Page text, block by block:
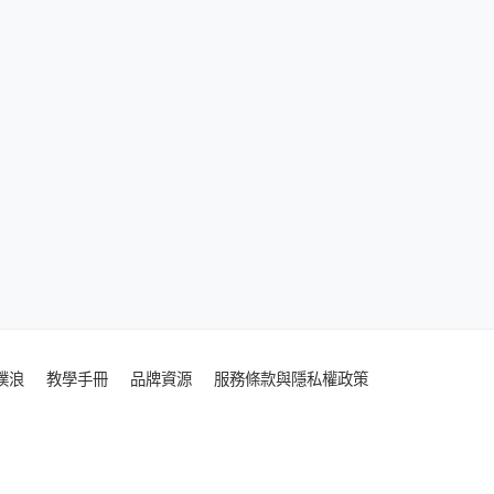
浪 教學手冊 品牌資源 服務條款與隱私權政策